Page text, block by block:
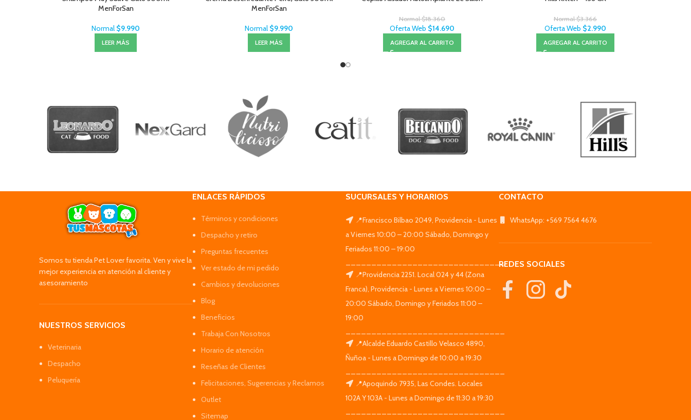
MenForSan
Normal $9.990
LEER MÁS
MenForSan
Normal $9.990
LEER MÁS
Normal$18.360
Oferta Web $14.690
AGREGAR AL CARRITO
Normal$3.366
Oferta Web $2.990
AGREGAR AL CARRITO
Somos tu tienda Pet Lover favorita. Ven y vive la
mejor experiencia en atención al cliente y
asesoramiento
NUESTROS SERVICIOS
Veterinaria
Despacho
Peluquería
ENLACES RÁPIDOS
Términos y condiciones
Despacho y retiro
Preguntas frecuentes
Ver estado de mi pedido
Cambios y devoluciones
Blog
Beneficios
Trabaja Con Nosotros
Horario de atención
Reseñas de Clientes
Felicitaciones, Sugerencias y Reclamos
Outlet
Sitemap
SUCURSALES Y HORARIOS
📍Francisco Bilbao 2049, Providencia - Lunes
a Viernes 10:00 – 20:00 Sábado, Domingo y
Feriados 11:00 – 19:00
_______________________________
📍Providencia 2251. Local 024 y 44 (Zona
Franca), Providencia - Lunes a Viernes 10:00 –
20:00 Sábado, Domingo y Feriados 11:00 –
19:00
📍Alcalde Eduardo Castillo Velasco 4890,
Ñuñoa - Lunes a Domingo de 10:00 a 19:30
📍Apoquindo 7935, Las Condes. Locales
102A Y 103A - Lunes a Domingo de 11:30 a 19:30
CONTACTO
WhatsApp: +569 7564 4676
REDES SOCIALES